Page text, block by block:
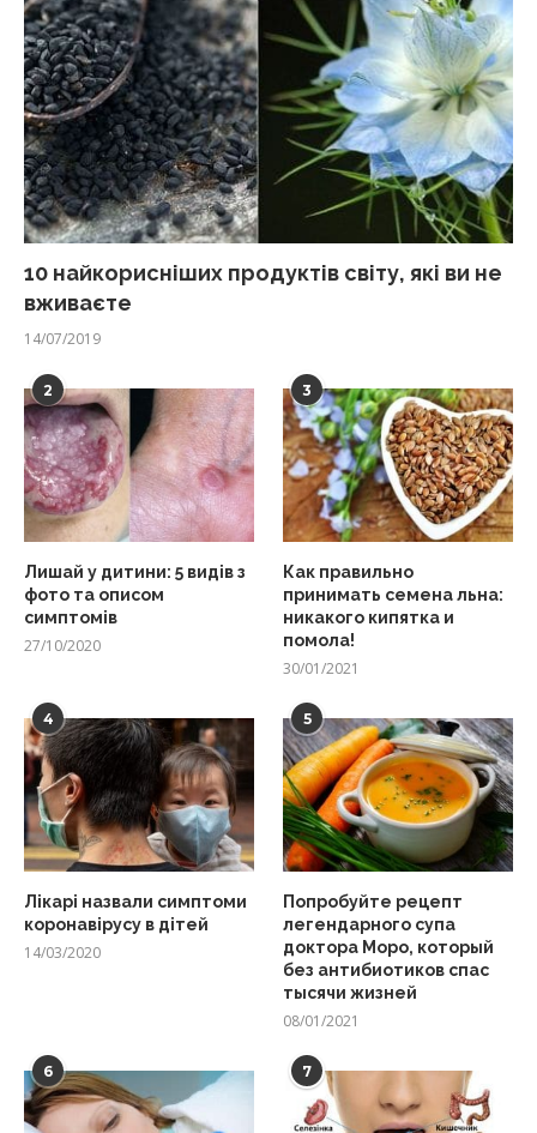
10 найкорисніших продуктів світу, які ви не
вживаєте
14/07/2019
2
Лишай у дитини: 5 видів з
фото та описом
симптомів
27/10/2020
3
Как правильно
принимать семена льна:
никакого кипятка и
помола!
30/01/2021
4
Лікарі назвали симптоми
коронавірусу в дітей
14/03/2020
5
Попробуйте рецепт
легендарного супа
доктора Моро, который
без антибиотиков спас
тысячи жизней
08/01/2021
6 7